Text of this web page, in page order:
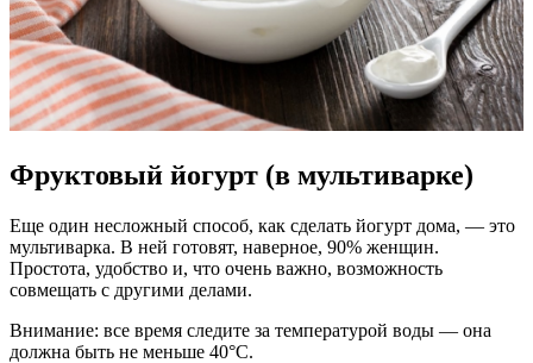
Фруктовый йогурт (в мультиварке)
Еще один несложный способ, как сделать йогурт дома, — это
мультиварка. В ней готовят, наверное, 90% женщин.
Простота, удобство и, что очень важно, возможность
совмещать с другими делами.
Внимание: все время следите за температурой воды — она
должна быть не меньше 40°С.